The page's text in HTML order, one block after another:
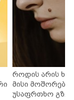
როდის არის
მისი
უსაფრთხო